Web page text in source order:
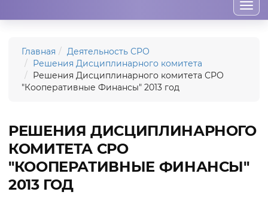
Главная
Деятельность СРО
Решения Дисциплинарного комитета
Решения Дисциплинарного комитета СРО
"Кооперативные Финансы" 2013 год
РЕШЕНИЯ ДИСЦИПЛИНАРНОГО
КОМИТЕТА СРО
"КООПЕРАТИВНЫЕ ФИНАНСЫ"
2013 ГОД